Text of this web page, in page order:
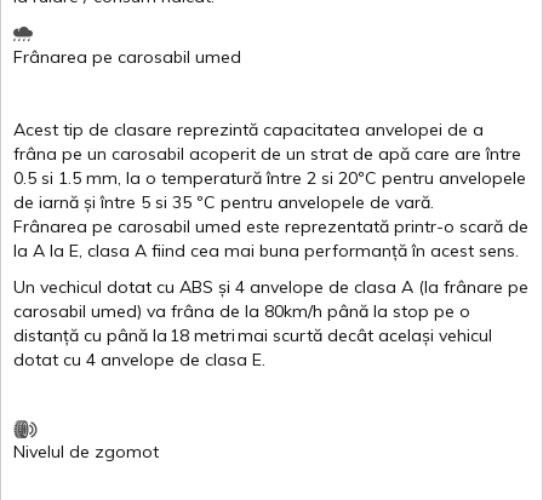
Frânarea pe carosabil umed
Acest tip de clasare reprezintă capacitatea anvelopei de a
frâna pe un carosabil acoperit de un strat de apă care areîntre
0.5 si 1.5 mm, la o temperatură între 2 si 20ºC pentru anvelopele
de iarnă și între 5 si 35 ºC pentru anvelopele de vară.
Frânarea pe carosabil umed este reprezentată printr-o scară de
la A la E, clasa A fiind cea mai buna performanță în acest sens.
Un vechicul dotat cu ABS și 4 anvelope de clasa A (la frânare pe
carosabil umed) va frâna de la 80km/h până la stop pe o
distanță cu până la 18 metrimai scurtă decât același vehicul
dotat cu 4 anvelope de clasa E.
Nivelul de zgomot